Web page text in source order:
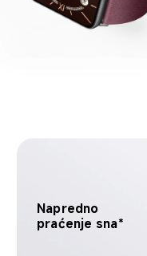
Napredno
praćenje sna*